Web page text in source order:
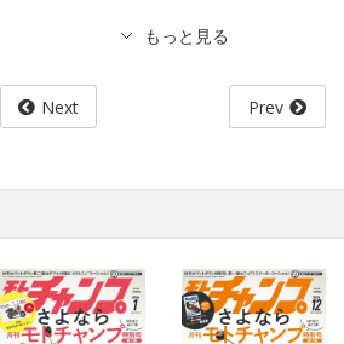
Next Prev